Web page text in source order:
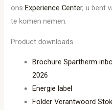
onsExperience Center, u bent
te komen nemen.
Product downloads
Brochure Spartherm
2026
Energie label
Folder Verantwoord